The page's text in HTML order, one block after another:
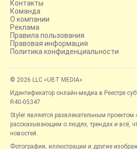
Контакты
Команда
О компании
Реклама
Правила пользования
Правовая информация
Политика конфиденциальности
© 2026 LLC «UBT MEDIA»
Идентификатор онлайн-медиа в Реестре
R40-05347
Styler является развлекательным проектом
рассказывающим о людях, трендах и всё,
новостей.
Фотографии, иллюстрации и другие